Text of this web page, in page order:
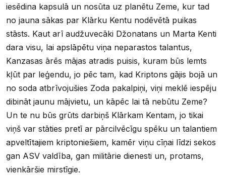
iesēdina kapsulā un nosūta uz planētu Zeme, kur tad
no jauna sākas par Klārku Kentu nodēvētā puikas
stāsts. Kaut arī audžuvecāki Džonatans un Marta Kenti
dara visu, lai apslāpētu viņa neparastos talantus,
Kanzasas ārēs mājas atradis puisis, kuram būs lemts
kļūt par leģendu, jo pēc tam, kad Kriptons gājis bojā un
no soda atbrīvojušies Zoda pakalpiņi, viņi meklē iespēju
dibināt jaunu mājvietu, un kāpēc lai tā nebūtu Zeme?
Un te nu būs grūts darbiņš Klārkam Kentam, jo tikai
viņš var stāties pretī ar pārcilvēcīgu spēku un talantiem
apveltītajiem kriptoniešiem, kamēr viņu cīņai līdzi sekos
gan ASV valdība, gan militārie dienesti un, protams,
vienkāršie mirstīgie.